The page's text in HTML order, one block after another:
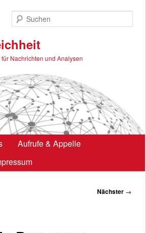
Nachrichten und Analysen
Aufrufe & Appelle
Nächster →